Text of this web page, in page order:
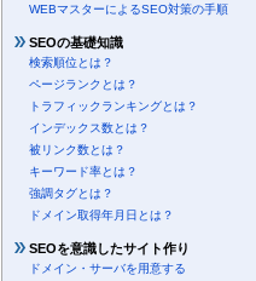
WEBマスターによるSEO対策の手順
SEOの基礎知識
検索順位とは？
ページランクとは？
トラフィックランキングとは？
インデックス数とは？
被リンク数とは？
キーワード率とは？
強調タグとは？
ドメイン取得年月日とは？
SEOを意識したサイト作り
ドメイン・サーバを用意する